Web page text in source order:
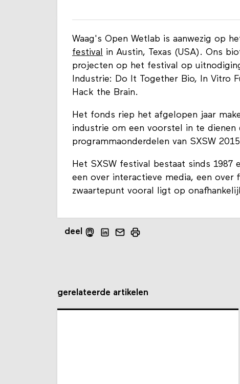
Waag's Open Wetlab is aanwezig op
festival
in Austin, Texas (USA). Ons
projecten op het festival op
Industrie: Do It Together Bio, In Vitro
Hack the Brain.
Het fonds riep het afgelopen jaar
industrie om een voorstel in te
programmaonderdelen van SXSW
​Het SXSW festival bestaat sinds
een over interactieve media, een over
zwaartepunt vooral ligt op
deel
gerelateerde artikelen